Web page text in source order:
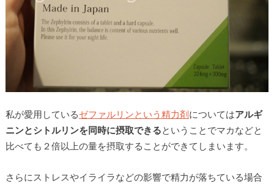
私が愛用しているゼファルリンという精力剤についてはアルギ
ニンとシトルリンを同時に摂取できるということでマカなどと
比べても２倍以上の量を摂取することができてしまいます。
さらにストレスやイライラなどの影響で精力が落ちている場合